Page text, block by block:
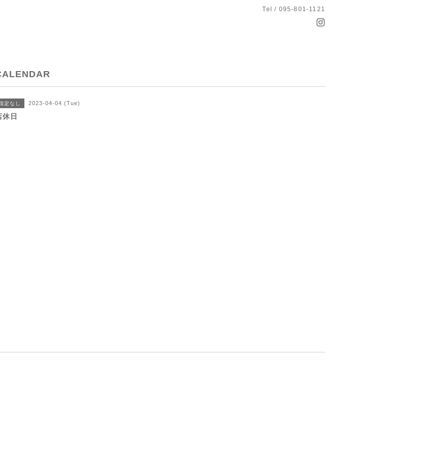
Tel / 095-801-1121
定なし 2023-04-04 (Tue)
休日